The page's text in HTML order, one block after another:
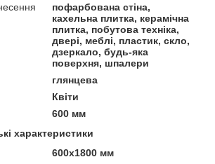
пофарбована стіна,
кахельна плитка, керамічна
плитка, побутова техніка,
двері, меблі, пластик, скло,
дзеркало, будь-яка
поверхня, шпалери
глянцева
Квіти
600 мм
характеристики
600х1800 мм